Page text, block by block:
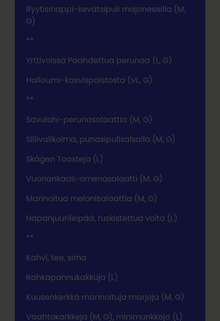
Ryytisinappi-kevätsipuli majoneesilla (M,
G)
**
Yrttivoissa Paahdettua perunaa (L, G)
Halloumi-kasvispaistosta (VL, G)
**
Savulohi-perunasalaattia (M, G)
Sillivalikoima, punasipulisalsalla (M, G)
Skågen Toasteja (L)
Vuonankaali-omenasalaatti (M, G)
Marinoitua melonisalaattia (M, G)
Hapanjuurileipää, ruskistettua voita (L)
**
Kahvi, tee, sima
Rahkapannukakkuja (L)
Kuusenkerkkä marinoituja marjoja (M, G)
Vaahtokarkkeja (M, G), minimunkkeja (L)